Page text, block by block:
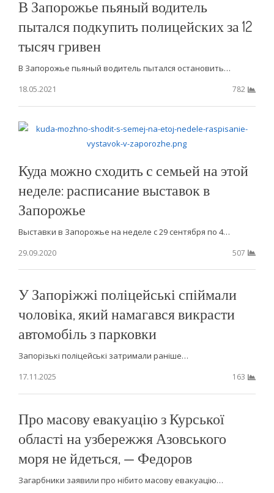
В Запорожье пьяный водитель
пытался подкупить полицейских за 12
тысяч гривен
В Запорожье пьяный водитель пытался остановить…
18.05.2021
782
Куда можно сходить с семьей на этой
неделе: расписание выставок в
Запорожье
Выставки в Запорожье на неделе с 29 сентября по 4…
29.09.2020
507
У Запоріжжі поліцейські спіймали
чоловіка, який намагався викрасти
автомобіль з парковки
Запорізькі поліцейські затримали раніше…
17.11.2025
163
Про масову евакуацію з Курської
області на узбережжя Азовського
моря не йдеться, — Федоров
Загарбники заявили про нібито масову евакуацію…